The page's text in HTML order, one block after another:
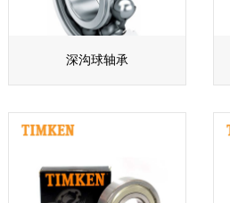
深沟球轴承